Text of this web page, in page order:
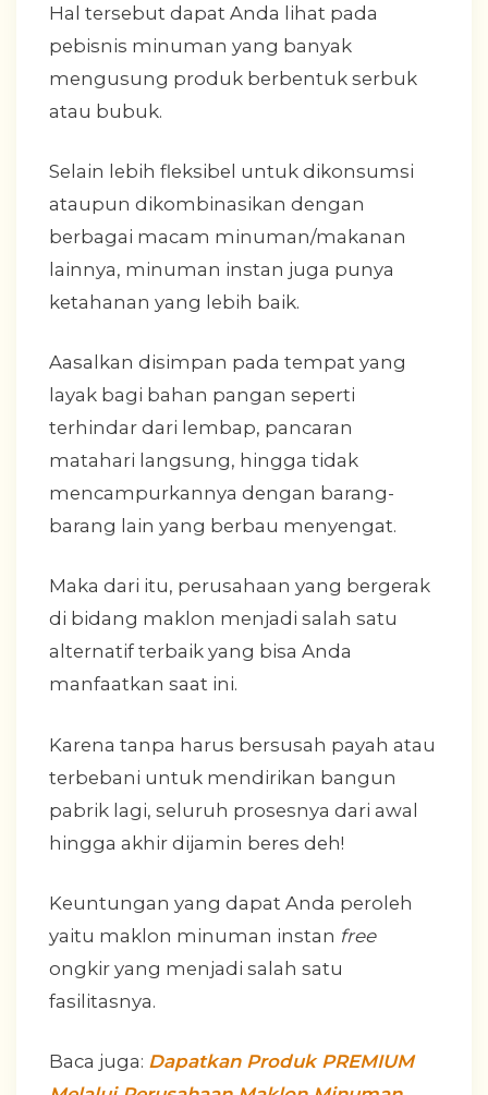
Hal tersebut dapat Anda lihat pada
pebisnis minuman yang banyak
mengusung produk berbentuk serbuk
atau bubuk.
Selain lebih fleksibel untuk dikonsumsi
ataupun dikombinasikan dengan
berbagai macam minuman/makanan
lainnya, minuman instan juga punya
ketahanan yang lebih baik.
Aasalkan disimpan pada tempat yang
layak bagi bahan pangan seperti
terhindar dari lembap, pancaran
matahari langsung, hingga tidak
mencampurkannya dengan barang-
barang lain yang berbau menyengat.
Maka dari itu, perusahaan yang bergerak
di bidang maklon menjadi salah satu
alternatif terbaik yang bisa Anda
manfaatkan saat ini.
Karena tanpa harus bersusah payah atau
terbebani untuk mendirikan bangun
pabrik lagi, seluruh prosesnya dari awal
hingga akhir dijamin beres deh!
Keuntungan yang dapat Anda peroleh
yaitu maklon minuman instan free
ongkir yang menjadi salah satu
fasilitasnya.
Baca juga: Dapatkan Produk PREMIUM